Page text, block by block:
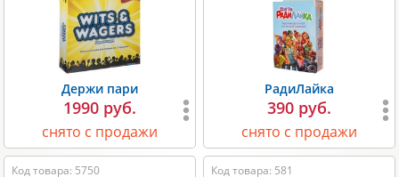
Держи пари
1990 руб.
снято с продажи
РадиЛайка
390 руб.
снято с продажи
Код товара: 5750 Код товара: 581